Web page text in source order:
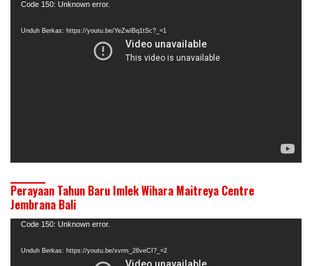
Pemutar
Code 150: Unknown error.
Unduh Berkas: https://youtu.be/YeZwlBq1tSc?_=1
Perayaan Tahun Baru Imlek Wihara Maitreya Centre
Jembrana Bali
Pemutar
Code 150: Unknown error.
Unduh Berkas: https://youtu.be/xvrm_26veCI?_=2